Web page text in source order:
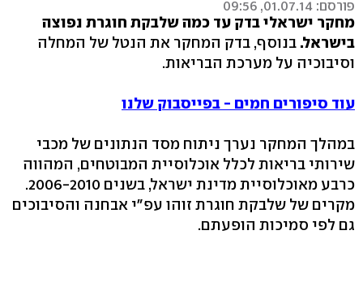
פורסם: 01.07.14, 09:56
מחקר ישראלי בדק עד כמה שלבקת חוגרת נפוצה
בישראל. בנוסף, בדק המחקר את הנטל של המחלה
וסיבוכיה על מערכת הבריאות.
עוד סיפורים חמים - בפייסבוק שלנו
במהלך המחקר נערך ניתוח מסד הנתונים של מכבי
שירותי בריאות לכלל אוכלוסיית המבוטחים, המהווה
כרבע מאוכלוסיית מדינת ישראל, בשנים 2006-2010.
מקרים של שלבקת חוגרת זוהו עפ"י אבחנה והסיבוכים
גם לפי סמיכות הופעתם.